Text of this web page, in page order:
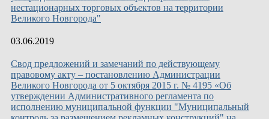
нестационарных торговых объектов на территории
Великого Новгорода"
03.06.2019
Свод предложений и замечаний по действующему
правовому акту – постановлению Администрации
Великого Новгорода от 5 октября 2015 г. № 4195 «Об
утверждении Административного регламента по
исполнению муниципальной функции "Муниципальный